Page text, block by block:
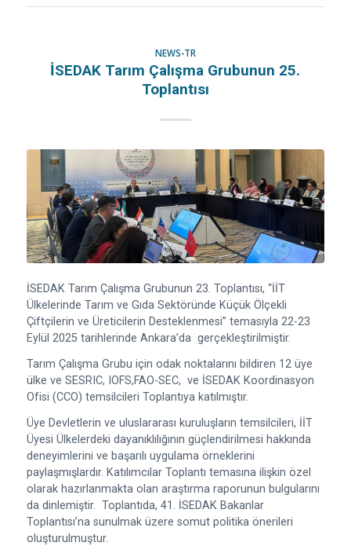
NEWS-TR
İSEDAK Tarım Çalışma Grubunun 25.
Toplantısı
İSEDAK Tarım Çalışma Grubunun 23. Toplantısı, “İİT
Ülkelerinde Tarım ve Gıda Sektöründe Küçük Ölçekli
Çiftçilerin ve Üreticilerin Desteklenmesi” temasıyla 22-23
Eylül 2025 tarihlerinde Ankara’da gerçekleştirilmiştir.
Tarım Çalışma Grubu için odak noktalarını bildiren 12 üye
ülke ve SESRIC, IOFS,FAO-SEC, ve İSEDAK Koordinasyon
Ofisi (CCO) temsilcileri Toplantıya katılmıştır.
Üye Devletlerin ve uluslararası kuruluşların temsilcileri, İİT
Üyesi Ülkelerdeki dayanıklılığının güçlendirilmesi hakkında
deneyimlerini ve başarılı uygulama örneklerini
paylaşmışlardır. Katılımcılar Toplantı temasına ilişkin özel
olarak hazırlanmakta olan araştırma raporunun bulgularını
da dinlemiştir. Toplantıda, 41. İSEDAK Bakanlar
Toplantısı’na sunulmak üzere somut politika önerileri
oluşturulmuştur.